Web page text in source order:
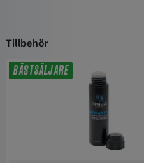
Tillbehör
BÄSTSÄLJARE